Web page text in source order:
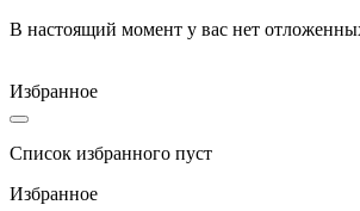
В настоящий момент у вас нет
Избранное
Список избранного пуст
Избранное